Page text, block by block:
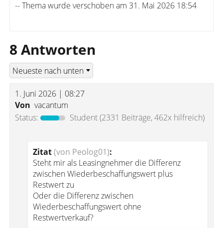
-- Thema wurde verschoben am 31. Mai 2026 18:54
8 Antworten
1. Juni 2026 | 08:27
Von vacantum
Status:
Student(2331 Beiträge, 462x hilfreich)
Zitat(von Peolog01):
Steht mir als Leasingnehmer die Differenz
zwischen Wiederbeschaffungswert plus
Restwert zu
Oder die Differenz zwischen
Wiederbeschaffungswert ohne
Restwertverkauf?